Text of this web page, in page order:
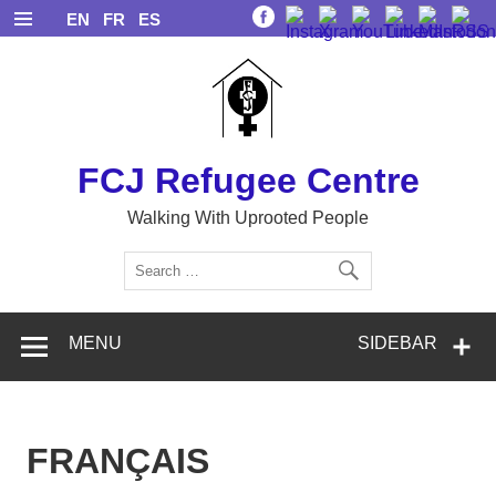
content
FCJ Refugee Centre
Walking With Uprooted People
EN FR ES
SIDEBAR
MENU
FRANÇAIS